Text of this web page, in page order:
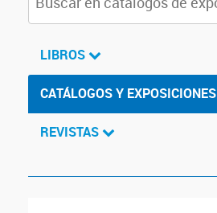
LIBROS
CATÁLOGOS Y EXPOSICIONES
REVISTAS